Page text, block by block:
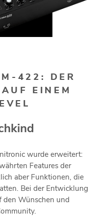
422: DER
EINEM
wurde erweitert:
Features der
aber Funktionen, die
Bei der Entwicklung
den Wünschen und